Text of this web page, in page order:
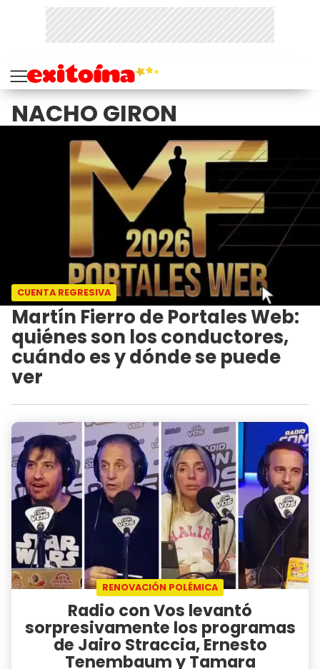
NACHO GIRON
CUENTA REGRESIVA
Martín Fierro de Portales Web:
quiénes son los conductores,
cuándo es y dónde se puede
ver
RENOVACIÓN POLÉMICA
Radio con Vos levantó
sorpresivamente los programas
de Jairo Straccia, Ernesto
Tenembaum y Tamara